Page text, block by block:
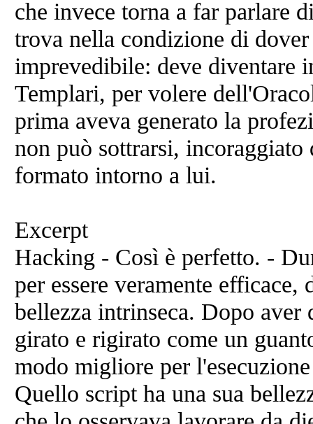
che invece torna a far parlare
trova nella condizione di
imprevedibile: deve diventare
Templari, per volere
prima aveva generato la
non può sottrarsi,
formato intorno a lui.
Excerpt
Hacking - Così è perfetto. -
per essere veramente efficace,
bellezza intrinseca. Dopo
girato e rigirato come un
modo migliore per
Quello script ha una sua